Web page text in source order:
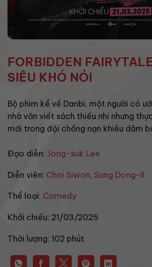
FORBIDDEN
SIÊU KHÓ NÓI
Bộ phim kể về Danbi, một người có
nhà văn viết sách thiếu nhi nhưng
mới trong đội chống nạn khiêu dâm
Đạo diễn: Jong-suk Lee
Diễn viên: Choi Siwon, Sung Dong-Il
Thể loại: Comedy
Khởi chiếu: 21/03/2025
Thời lượng: 102 phút